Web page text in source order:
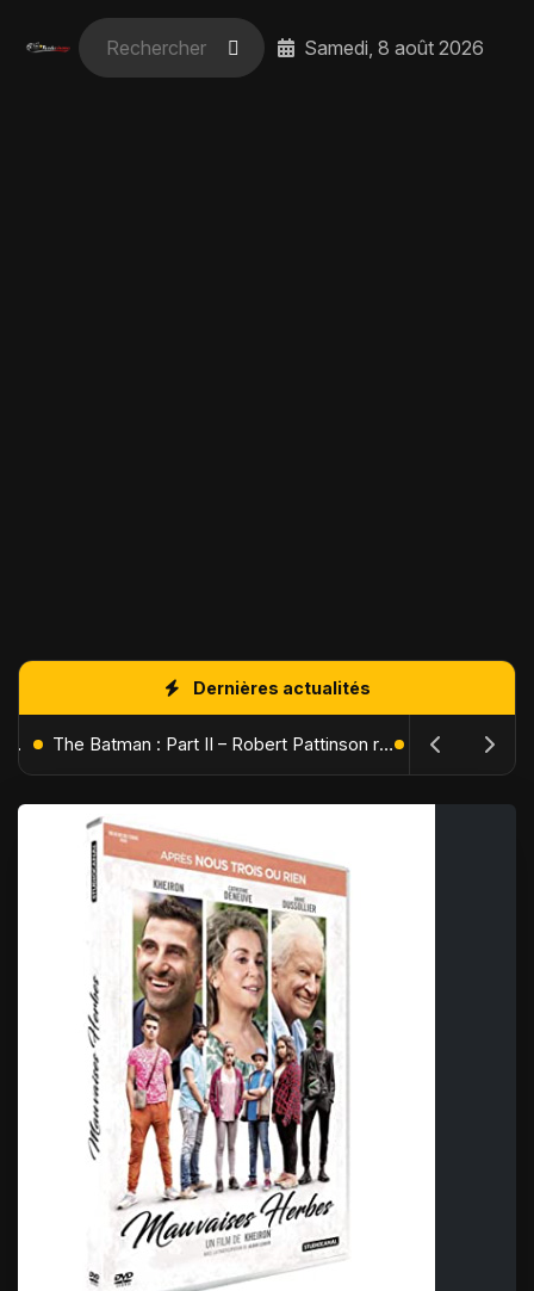
Samedi, 8 août 2026
Dernières actualités
L'Âge de Glace : Le Réveil du Volcan – Manny, Sid et Diego de retour pour une aventure explosive The Batman : Part II – Robert Pattinson replonge dans les ténèbres de Gotham dès octobre 2027